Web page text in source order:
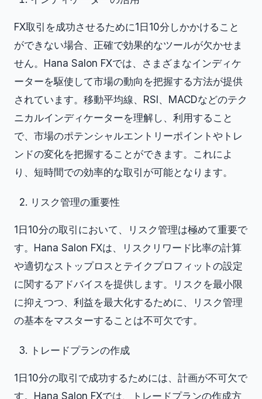
FX取引を成功させるために1日10分しかかけること
ができない場合、正確で効果的なツールが欠かせま
せん。Hana Salon FXでは、さまざまなインディケ
ーターを駆使して市場の動向を把握する方法が提供
されています。移動平均線、RSI、MACDなどのテク
ニカルインディケーターを理解し、利用すること
で、市場のポテンシャルエントリーポイントやトレ
ンドの変化を把握することができます。これによ
り、短時間での効率的な取引が可能となります。
リスク管理の重要性
1日10分の取引において、リスク管理は極めて重要で
す。Hana Salon FXは、リスクリワード比率の計算
や適切なストップロスとテイクプロフィットの設定
に関するアドバイスを提供します。リスクを最小限
に抑えつつ、利益を最大化するために、リスク管理
の基本をマスターすることは不可欠です。
トレードプランの作成
1日10分の取引で成功するためには、計画が不可欠で
す。Hana Salon FXでは、トレードプランの作成方